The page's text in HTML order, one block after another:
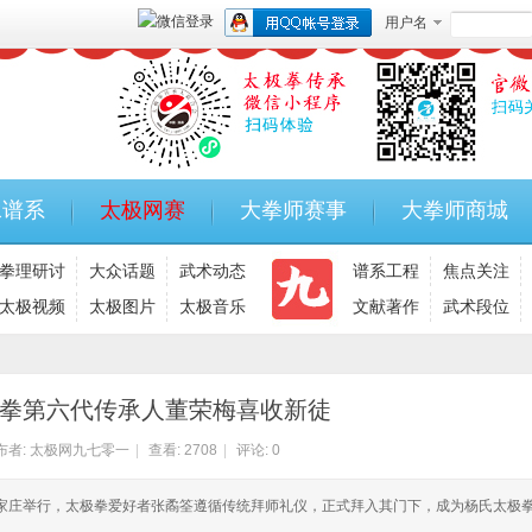
用户名
系 太极网赛 大拳师赛事 大拳师商城
理研讨 大众话题
武术动态
极视频
太极图片 太极音乐
谱系工程
焦点关注
文献著作
武术段位
第六代传承人董荣梅喜收新徒
者: 太极网九七零一 查看: 2708 评论: 0
举行，太极拳爱好者张矞筌遵循传统拜师礼仪，正式拜入其门下，成为杨氏太极